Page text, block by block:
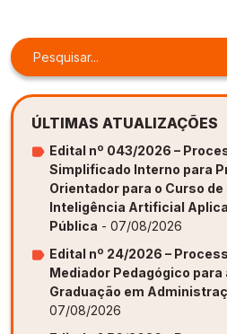
ÚLTIMAS ATUALIZAÇÕES
Edital nº 043/2026 –
Simplificado Interno para
Orientador para o Curso
Inteligência Artificial
Pública - 07/08/2026
Edital nº 24/2026 –
Mediador Pedagógico
Graduação em
07/08/2026